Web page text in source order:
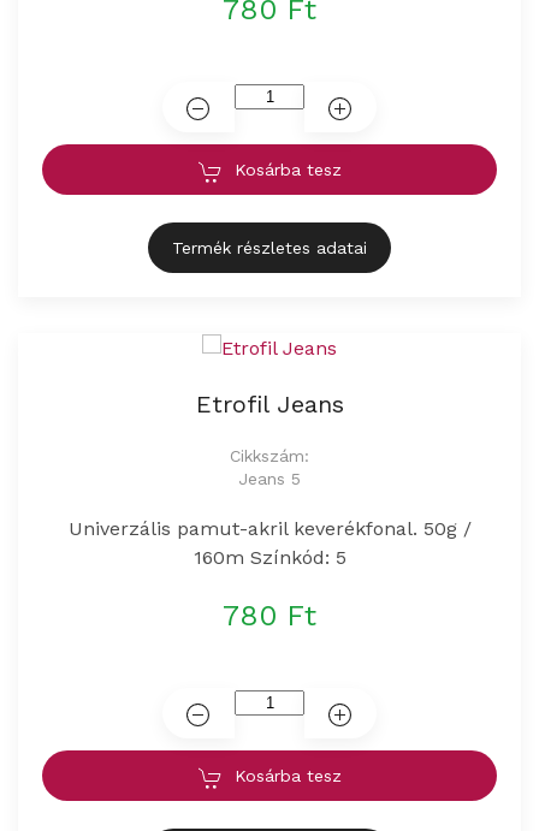
780 Ft
Kosárba tesz
Termék részletes adatai
Etrofil Jeans
Cikkszám:
Jeans 5
Univerzális pamut-akril keverékfonal. 50g /
160m Színkód: 5
780 Ft
Kosárba tesz